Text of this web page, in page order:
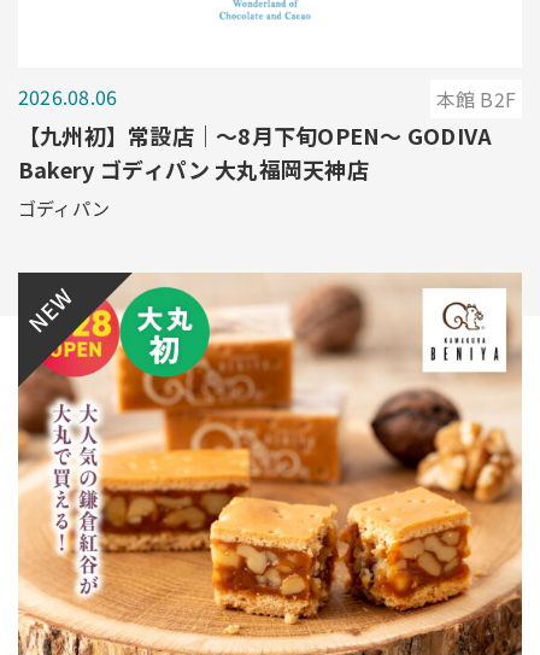
2026.08.06 本館 B2F
【九州初】常設店｜～8月下旬OPEN～ GODIVA
Bakery ゴディパン 大丸福岡天神店
ゴディパン
NEW